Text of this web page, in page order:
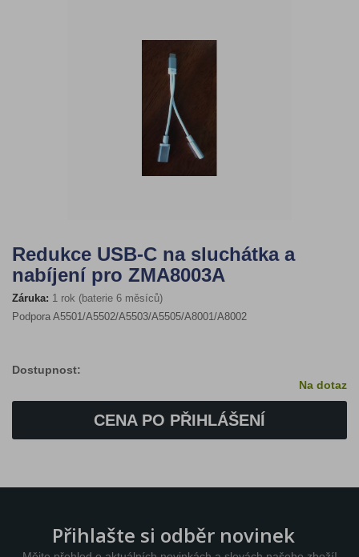
Redukce USB-C na sluchátka a
nabíjení pro ZMA8003A
Záruka: 1 rok (baterie 6 měsíců)
Podpora A5501/A5502/A5503/A5505/A8001/A8002
Dostupnost:
Na dotaz
CENA PO PŘIHLÁŠENÍ
Přihlašte si odběr novinek